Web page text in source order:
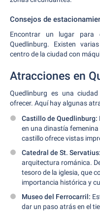
Consejos de
Encontrar un lugar para
Quedlinburg. Existen
centro de la ciudad con
Atracciones en
Quedlinburg es una
ofrecer. Aquí hay algunas
Castillo de Quedlinburg:
en una dinastía
castillo ofrece vistas
Catedral de St. Servatius:
arquitectura románica.
tesoro de la iglesia, que
importancia histórica y
Museo del Ferrocarril:
dar un paso atrás en el